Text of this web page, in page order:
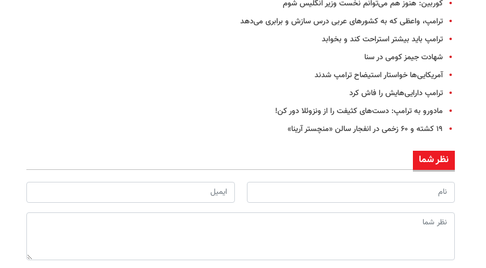
کوربین: هنوز هم می‌توانم نخست‌ وزیر انگلیس شوم
ترامپ، واعظی که به کشورهای عربی درس سازش و برابری می‌دهد
ترامپ باید بیشتر استراحت کند و بخوابد
شهادت جیمز کومی در سنا
آمریکایی‌ها خواستار استیضاح ترامپ شدند
ترامپ دارایی‌هایش را فاش کرد
مادورو به ترامپ: دست‌های کثیفت را از ونزوئلا دور کن!
۱۹ کشته و ۶۰ زخمی در انفجار سالن «منچستر آرینا»
نظر شما